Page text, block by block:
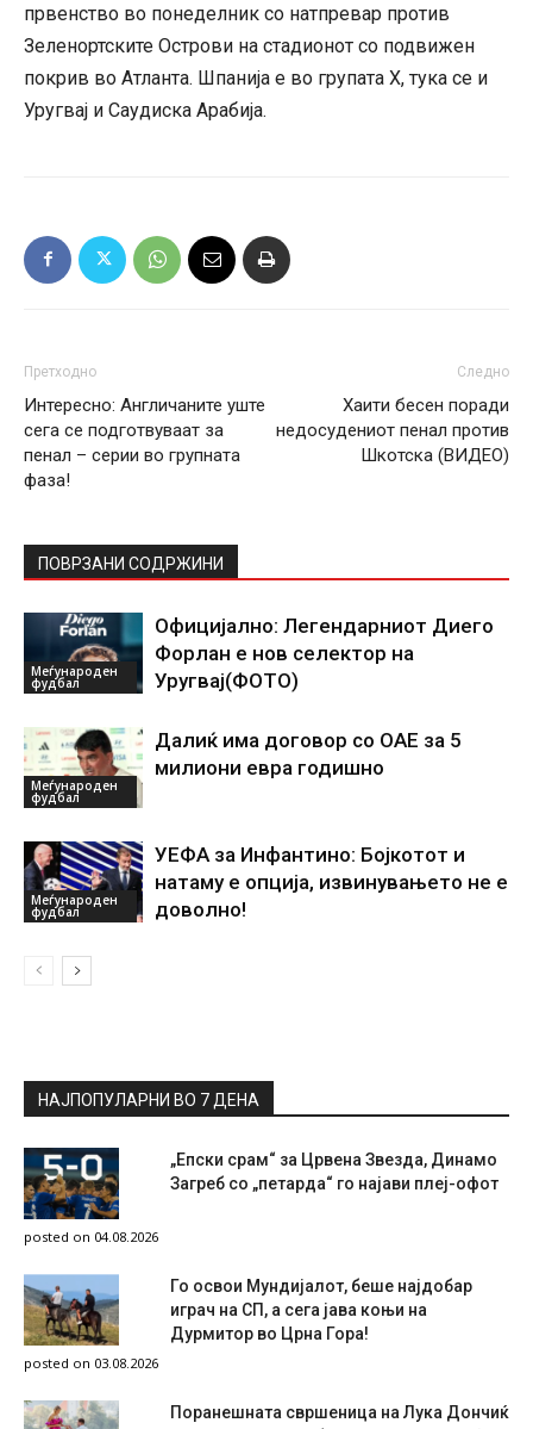
првенство во понеделник со натпревар против
Зеленортските Острови на стадионот со подвижен
покрив во Атланта. Шпанија е во групата Х, тука се и
Уругвај и Саудиска Арабија.
Претходно
Интересно: Англичаните уште
сега се подготвуваат за
пенал – серии во групната
фаза!
Следно
Хаити бесен поради
недосудениот пенал против
Шкотска (ВИДЕО)
ПОВРЗАНИ СОДРЖИНИ
Меѓународен
фудбал
Официјално: Легендарниот Диего
Форлан е нов селектор на
Уругвај(ФОТО)
Меѓународен
фудбал
Далиќ има договор со ОАЕ за 5
милиони евра годишно
Меѓународен
фудбал
УЕФА за Инфантино: Бојкотот и
натаму е опција, извинувањето не е
доволно!
НАЈПОПУЛАРНИ ВО 7 ДЕНА
„Епски срам“ за Црвена Звезда, Динамо
Загреб со „петарда“ го најави плеј-офот
posted on 04.08.2026
Го освои Мундијалот, беше најдобар
играч на СП, а сега јава коњи на
Дурмитор во Црна Гора!
posted on 03.08.2026
Поранешната свршеница на Лука Дончиќ